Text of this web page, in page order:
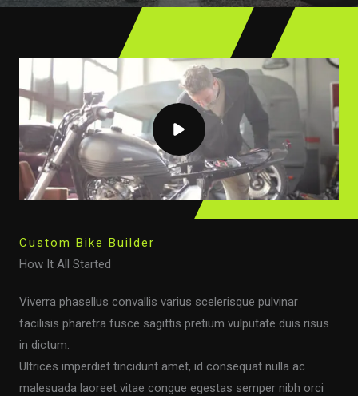
Custom Bike Builder
How It All Started
Viverra phasellus convallis varius scelerisque pulvinar
facilisis pharetra fusce sagittis pretium vulputate duis risus
in dictum.
Ultrices imperdiet tincidunt amet, id consequat nulla ac
malesuada laoreet vitae congue egestas semper nibh orci